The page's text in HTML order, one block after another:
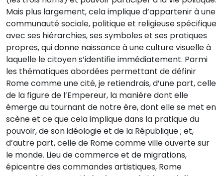
Mais plus largement, cela implique d’appartenir à une
communauté sociale, politique et religieuse spécifique
avec ses hiérarchies, ses symboles et ses pratiques
propres, qui donne naissance à une culture visuelle à
laquelle le citoyen s’identifie immédiatement. Parmi
les thématiques abordées permettant de définir
Rome comme une cité, je retiendrais, d’une part, celle
de la figure de l’Empereur, la manière dont elle
émerge au tournant de notre ère, dont elle se met en
scène et ce que cela implique dans la pratique du
pouvoir, de son idéologie et de la République ; et,
d’autre part, celle de Rome comme ville ouverte sur
le monde. Lieu de commerce et de migrations,
épicentre des commandes artistiques, Rome